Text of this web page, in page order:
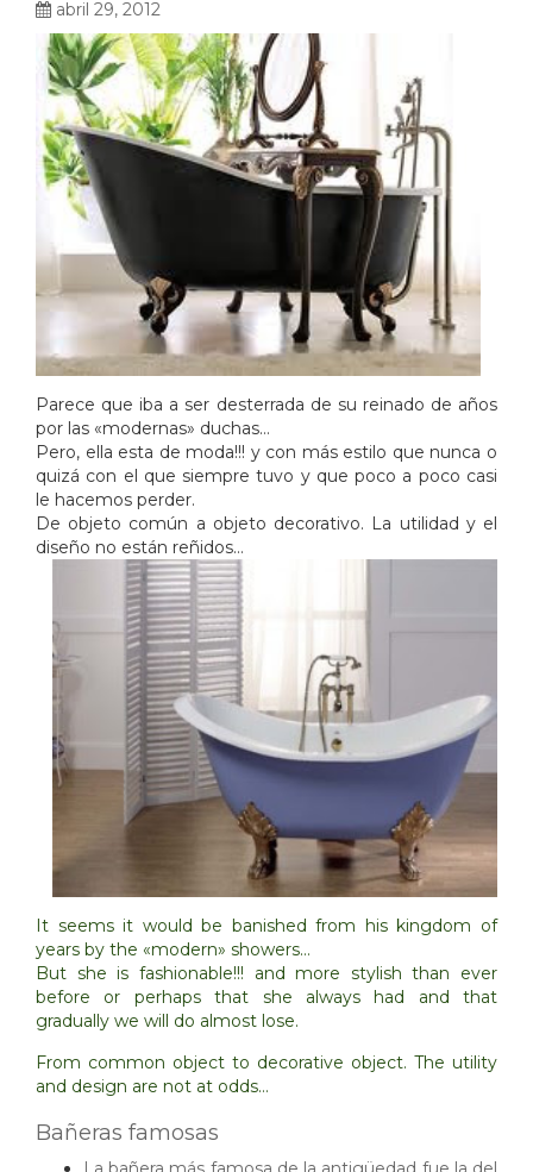
IN
VOGUE
abril 29, 2012
Parece que iba a ser desterrada de su reinado de años
por las «modernas» duchas…
Pero, ella esta de moda!!! y con más estilo que nunca o
quizá con el que siempre tuvo y que poco a poco casi
le hacemos perder.
De objeto común a objeto decorativo. La utilidad y el
diseño no están reñidos…
It seems it would be banished from his kingdom of
years by the «modern» showers…
But she is fashionable!!! and more stylish than ever
before
or perhaps that she always had and
that
gradually we will do almost lose.
From common object to decorative object. The utility
and design are not at odds…
Bañeras famosas